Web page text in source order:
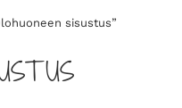
sisustus”